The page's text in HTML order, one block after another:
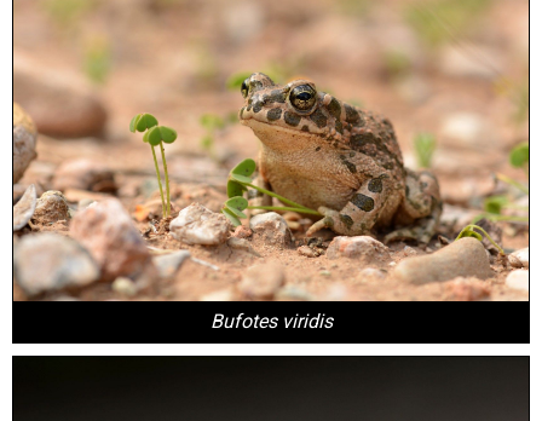
Bufotes viridis